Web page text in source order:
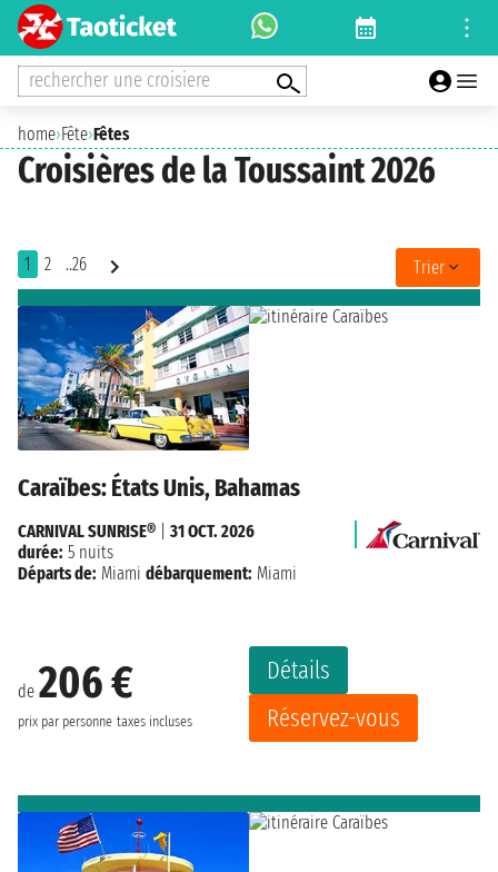
rechercher une croisiere
home›Fête›Fêtes
Croisières de la Toussaint 2026
1 2 ..26 Trier
Caraïbes: États Unis, Bahamas
de 206 €
prix par personne taxes incluses
Détails
Réservez-vous
CARNIVAL SUNRISE®
31 OCT. 2026
durée: 5 nuits
Départs de: Miami débarquement: Miami